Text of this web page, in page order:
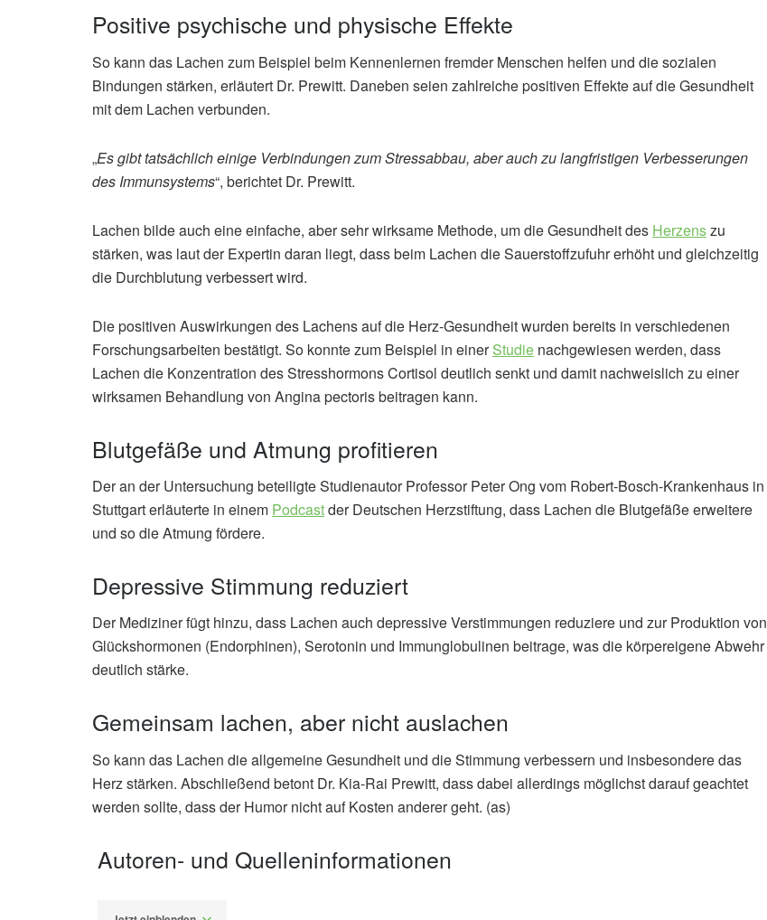
Positive psychische und physische Effekte
So kann das Lachen zum Beispiel beim Kennenlernen fremder Menschen helfen und die sozialen
Bindungen stärken, erläutert Dr. Prewitt. Daneben seien zahlreiche positiven Effekte auf die Gesundheit
mit dem Lachen verbunden.
„Es gibt tatsächlich einige Verbindungen zum Stressabbau, aber auch zu langfristigen Verbesserungen
des Immunsystems“, berichtet Dr. Prewitt.
Lachen bilde auch eine einfache, aber sehr wirksame Methode, um die Gesundheit des Herzenszu
stärken, was laut der Expertin daran liegt, dass beim Lachen die Sauerstoffzufuhr erhöht und gleichzeitig
die Durchblutung verbessert wird.
Die positiven Auswirkungen des Lachens auf die Herz-Gesundheit wurden bereits in verschiedenen
Forschungsarbeiten bestätigt. So konnte zum Beispiel in einerStudie nachgewiesen werden, dass
Lachen die Konzentration des Stresshormons Cortisol deutlich senkt und damit nachweislich zu einer
wirksamen Behandlung von Angina pectoris beitragen kann.
Blutgefäße und Atmung profitieren
Der an der Untersuchung beteiligte Studienautor Professor Peter Ong vom Robert-Bosch-Krankenhaus in
Stuttgart erläuterte in einem Podcastder Deutschen Herzstiftung, dass Lachen die Blutgefäße erweitere
und so die Atmung fördere.
Depressive Stimmung reduziert
Der Mediziner fügt hinzu, dass Lachen auch depressive Verstimmungen reduziere und zur Produktion von
Glückshormonen (Endorphinen), Serotonin und Immunglobulinen beitrage, was die körpereigene Abwehr
deutlich stärke.
Gemeinsam lachen, aber nicht auslachen
So kann das Lachen die allgemeine Gesundheit und die Stimmung verbessern und insbesondere das
Herz stärken. Abschließend betont Dr. Kia-Rai Prewitt, dass dabei allerdings möglichst darauf geachtet
werden sollte, dass der Humor nicht auf Kosten anderer geht. (as)
Autoren- und Quelleninformationen